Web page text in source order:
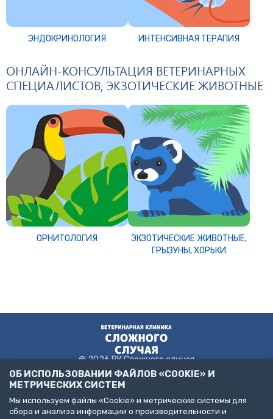
ЭНДОКРИНОЛОГИЯ ИНТЕНСИВНАЯ ТЕРАПИЯ
ОНЛАЙН-КОНСУЛЬТАЦИЯ ВЕТЕРИНАРНЫХ
СПЕЦИАЛИСТОВ, ЭКЗОТИЧЕСКИЕ ЖИВОТНЫЕ
ОРНИТОЛОГИЯ
ЭКЗОТИЧЕСКИЕ ЖИВОТНЫЕ,
ГРЫЗУНЫ, ХОРЬКИ
@ 2026 ВК Сложного случая
Пользовательское соглашение
ОБ ИСПОЛЬЗОВАНИИ ФАЙЛОВ «COOKIE» И
МЕТРИЧЕСКИХ СИСТЕМ
Мы используем файлы «Cookie» и метрические системы для
сбора и анализа информации о производительности и